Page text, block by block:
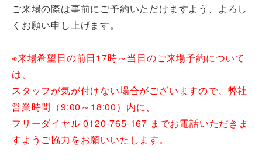
ご来場の際は事前にご予約いただけますよう、よろし
くお願い申し上げます。
※来場希望日の前日17時～当日のご来場予約について
は、
スタッフが気が付けない場合がございますので、弊社
営業時間（9:00～18:00）内に、
フリーダイヤル 0120-765-167 までお電話いただきま
すようご協力をお願いいたします。